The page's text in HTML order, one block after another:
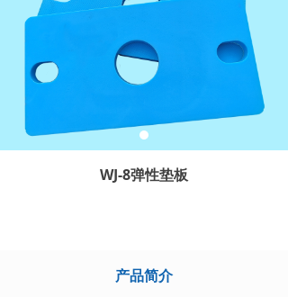
● 聚氨酯弹性体
技术支持
● 聚氨酯弹性体定制服务
WJ-8弹性垫板
产品简介